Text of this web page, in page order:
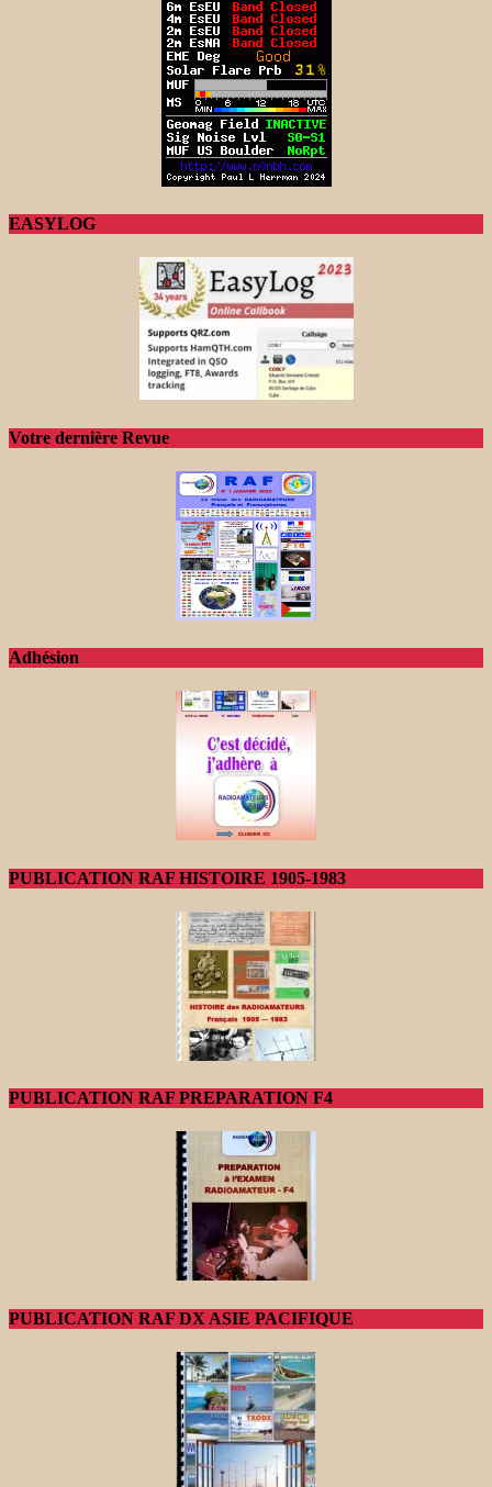
EASYLOG
Votre dernière Revue
Adhésion
PUBLICATION RAF HISTOIRE 1905-1983
PUBLICATION RAF PREPARATION F4
PUBLICATION RAF DX ASIE PACIFIQUE